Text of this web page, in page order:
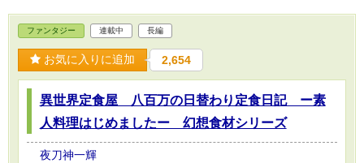
ファンタジー 連載中 長編
お気に入りに追加 2,654
異世界定食屋 八百万の日替わり定食日記 ー素
人料理はじめましたー 幻想食材シリーズ
夜刀神一輝